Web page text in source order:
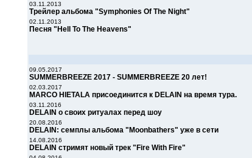
03.11.2013
Трейлер альбома "Symphonies Of The Night"
02.11.2013
Песня "Hell To The Heavens"
09.05.2017
SUMMERBREEZE 2017 - SUMMERBREEZE 20 лет!
02.03.2017
MARCO HIETALA присоединится к DELAIN на время тура.
03.11.2016
DELAIN о своих ритуалах перед шоу
20.08.2016
DELAIN: семплы альбома "Moonbathers" уже в сети
14.08.2016
DELAIN стримят новый трек "Fire With Fire"